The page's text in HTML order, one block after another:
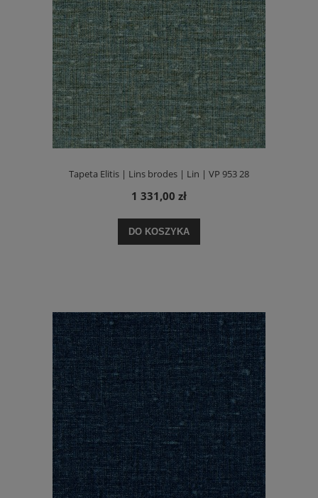
Tapeta Elitis | Lins brodes | Lin | VP 953 28
1 331,00 zł
DO KOSZYKA